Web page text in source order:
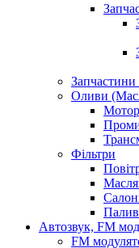
Оливи
Фільтри
Автозвук, FM
FM